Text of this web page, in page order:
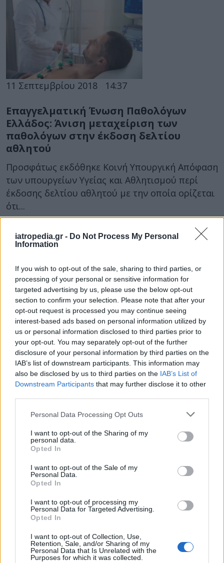
iatropedia.gr - Do Not Process My Personal
Information
If you wish to opt-out of the sale, sharing to third parties, or
processing of your personal or sensitive information for
targeted advertising by us, please use the below opt-out
section to confirm your selection. Please note that after your
opt-out request is processed you may continue seeing
interest-based ads based on personal information utilized by
us or personal information disclosed to third parties prior to
your opt-out. You may separately opt-out of the further
disclosure of your personal information by third parties on the
IAB’s list of downstream participants. This information may
also be disclosed by us to third parties on the IAB’s List of
Downstream Participants that may further disclose it to other
Personal Data Processing Opt Outs
I want to opt-out of the Sharing of my
personal data.
Opted In
I want to opt-out of the Sale of my
Personal Data.
Opted In
I want to opt-out of processing my
Personal Data for Targeted Advertising.
Opted In
I want to opt-out of Collection, Use,
Retention, Sale, and/or Sharing of my
Personal Data that Is Unrelated with the
Purposes for which it was collected.
11 Σεπτεμβρίου 2018 14:37
Επαγγελματική Ένωση Παθολόγων
Ελλάδος: Άνιση μεταχείριση των
παθολόγων στην έκδοση δελτίου
αθλητού
Προσφάτως εκδόθηκε Κοινή Υπουργική Απόφαση
των υπουργείων Υγείας και Αθλητισμού περί
έκδοσης δελτίου αθλητού με την οποία ορίζεται
ότι...
31 Αυγούστου 2018 10:55
Επαγγελματική Ένωση Παθολόγων
Ελλάδος: Η ισοτιμία της ιατρικής
υπογραφής είναι νομοθετικά
κατοχυρωμένη
Ένα ...κουβάρι από προβλήματα έχει
δημιουργηθεί με τα ιατρικά πιστοποιητικά και
τις ιατρικές γνωματεύσεις. Όπως τονίζουν τώρα
οι παθολόγοι,...
Η Επαγγελματική Ένωση Παθολόγων